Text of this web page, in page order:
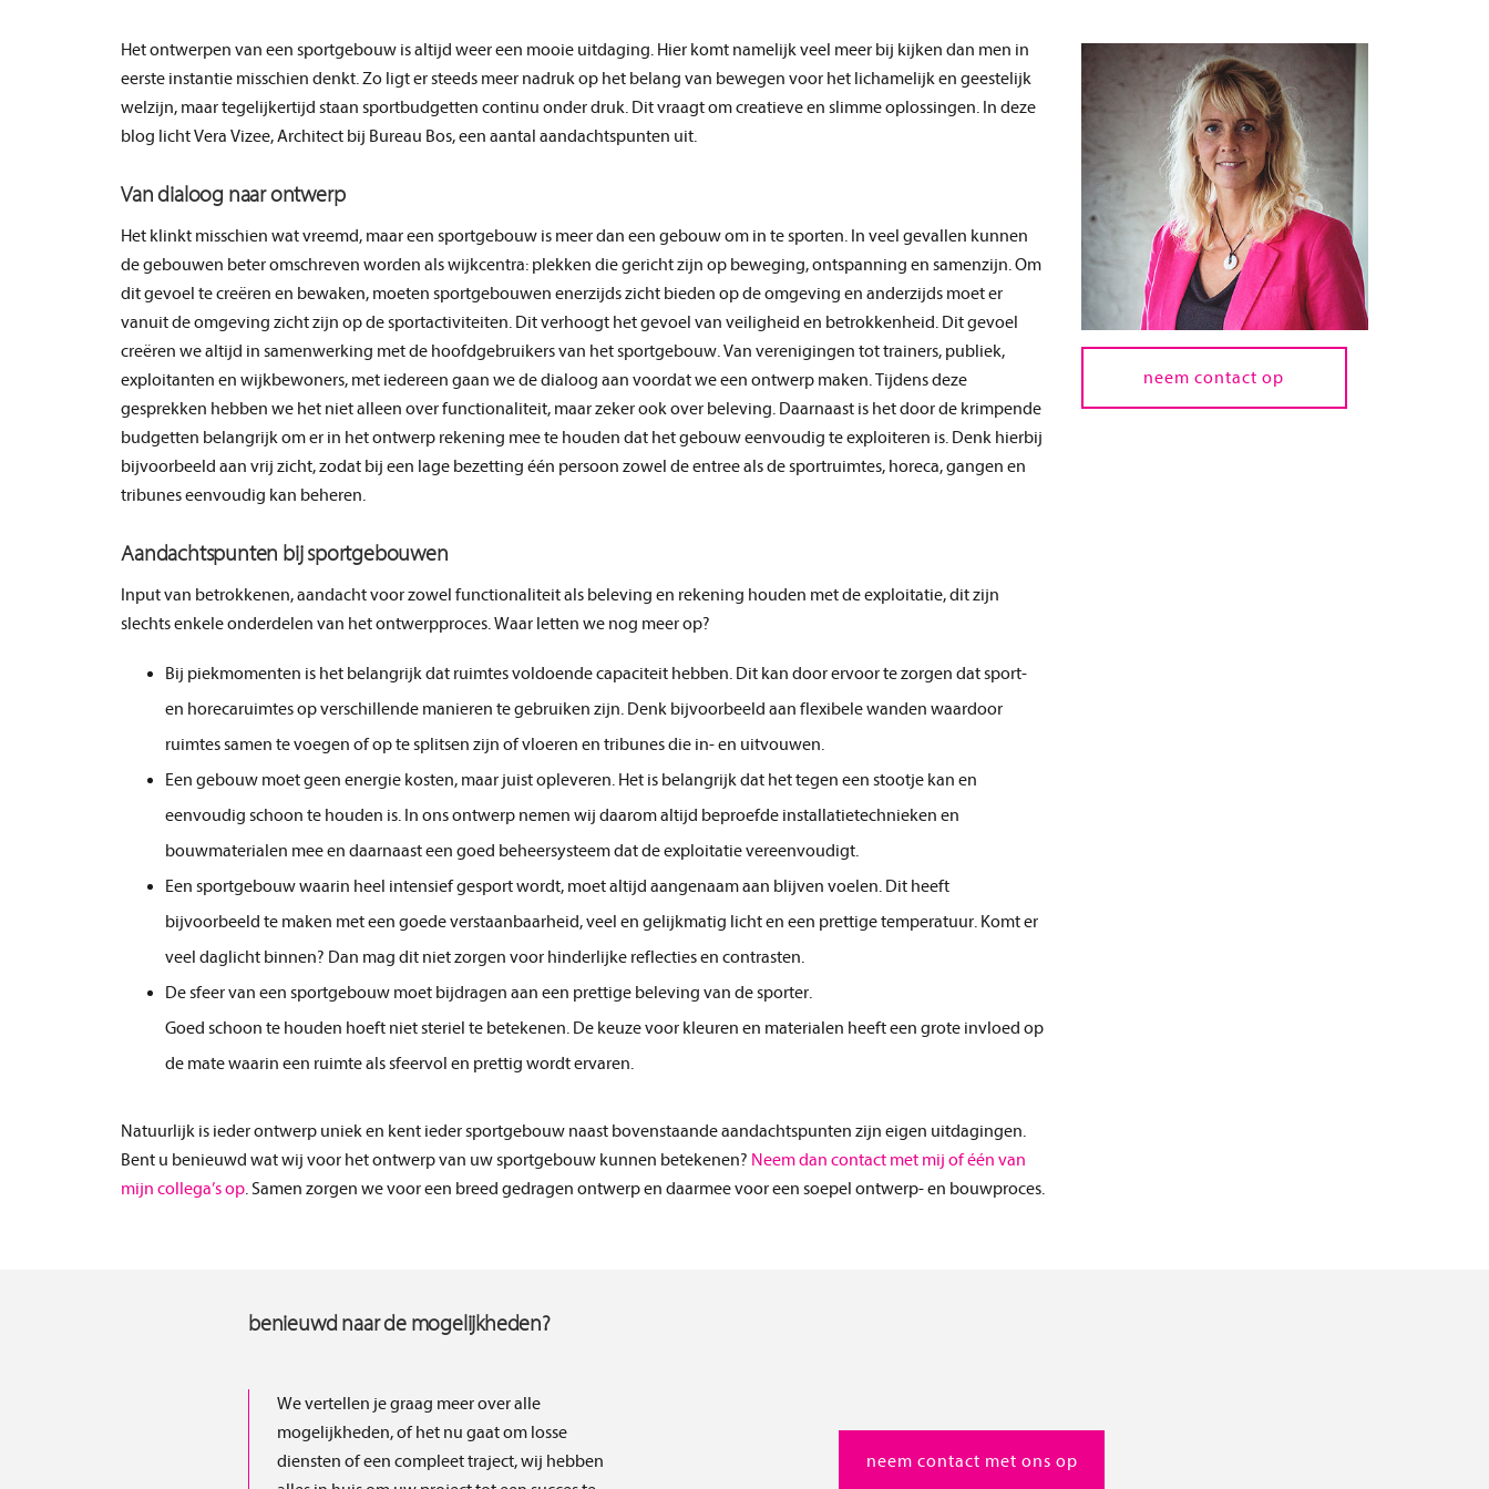
begeleiding
advies beheer en onderhoud
samen een huisvestingsconcept
ontwikkelen
Het ontwerpen van een sportgebouw is altijd weer een mooie uitdaging. Hier komt namelijk veel meer bij kijken dan men in
eerste instantie misschien denkt. Zo ligt er steeds meer nadruk op het belang van bewegen voor het lichamelijk en geestelijk
welzijn, maar tegelijkertijd staan sportbudgetten continu onder druk. Dit vraagt om creatieve en slimme oplossingen. In deze
blog licht Vera Vizee, Architect bij Bureau Bos, een aantal aandachtspunten uit.
Van dialoog naar ontwerp
Het klinkt misschien wat vreemd, maar een sportgebouw is meer dan een gebouw om in te sporten. In veel gevallen kunnen
de gebouwen beter omschreven worden als wijkcentra: plekken die gericht zijn op beweging, ontspanning en samenzijn. Om
dit gevoel te creëren en bewaken, moeten sportgebouwen enerzijds zicht bieden op de omgeving en anderzijds moet er
vanuit de omgeving zicht zijn op de sportactiviteiten. Dit verhoogt het gevoel van veiligheid en betrokkenheid. Dit gevoel
creëren we altijd in samenwerking met de hoofdgebruikers van het sportgebouw. Van verenigingen tot trainers, publiek,
exploitanten en wijkbewoners, met iedereen gaan we de dialoog aan voordat we een ontwerp maken. Tijdens deze
gesprekken hebben we het niet alleen over functionaliteit, maar zeker ook over beleving. Daarnaast is het door de krimpende
budgetten belangrijk om er in het ontwerp rekening mee te houden dat het gebouw eenvoudig te exploiteren is. Denk hierbij
bijvoorbeeld aan vrij zicht, zodat bij een lage bezetting één persoon zowel de entree als de sportruimtes, horeca, gangen en
tribunes eenvoudig kan beheren.
Aandachtspunten bij sportgebouwen
Input van betrokkenen, aandacht voor zowel functionaliteit als beleving en rekening houden met de exploitatie, dit zijn
slechts enkele onderdelen van het ontwerpproces. Waar letten we nog meer op?
Bij piekmomenten is het belangrijk dat ruimtes voldoende capaciteit hebben. Dit kan door ervoor te zorgen dat sport-
en horecaruimtes op verschillende manieren te gebruiken zijn. Denk bijvoorbeeld aan flexibele wanden waardoor
ruimtes samen te voegen of op te splitsen zijn of vloeren en tribunes die in- en uitvouwen.
Een gebouw moet geen energie kosten, maar juist opleveren. Het is belangrijk dat het tegen een stootje kan en
eenvoudig schoon te houden is. In ons ontwerp nemen wij daarom altijd beproefde installatietechnieken en
bouwmaterialen mee en daarnaast een goed beheersysteem dat de exploitatie vereenvoudigt.
Een sportgebouw waarin heel intensief gesport wordt, moet altijd aangenaam aan blijven voelen. Dit heeft
bijvoorbeeld te maken met een goede verstaanbaarheid, veel en gelijkmatig licht en een prettige temperatuur. Komt er
veel daglicht binnen? Dan mag dit niet zorgen voor hinderlijke reflecties en contrasten.
De sfeer van een sportgebouw moet bijdragen aan een prettige beleving van de sporter.
Goed schoon te houden hoeft niet steriel te betekenen. De keuze voor kleuren en materialen heeft een grote invloed op
de mate waarin een ruimte als sfeervol en prettig wordt ervaren.
Natuurlijk is ieder ontwerp uniek en kent ieder sportgebouw naast bovenstaande aandachtspunten zijn eigen uitdagingen.
Bent u benieuwd wat wij voor het ontwerp van uw sportgebouw kunnen betekenen? Neem dan contact met mij of één van
mijn collega’s op. Samen zorgen we voor een breed gedragen ontwerp en daarmee voor een soepel ontwerp- en bouwproces.
neem contact op
benieuwd naar de mogelijkheden?
We vertellen je graag meer over alle
mogelijkheden, of het nu gaat om losse
diensten of een compleet traject, wij hebben
neem contact met ons op